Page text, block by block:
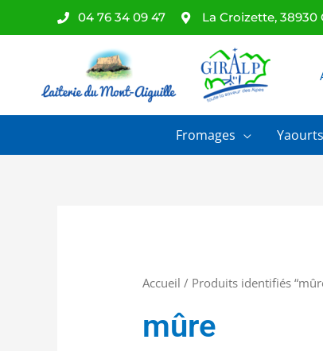
04 76 34 09 47 La Croizette, 38930
Fromages
Accueil / Produits identifiés
mûre